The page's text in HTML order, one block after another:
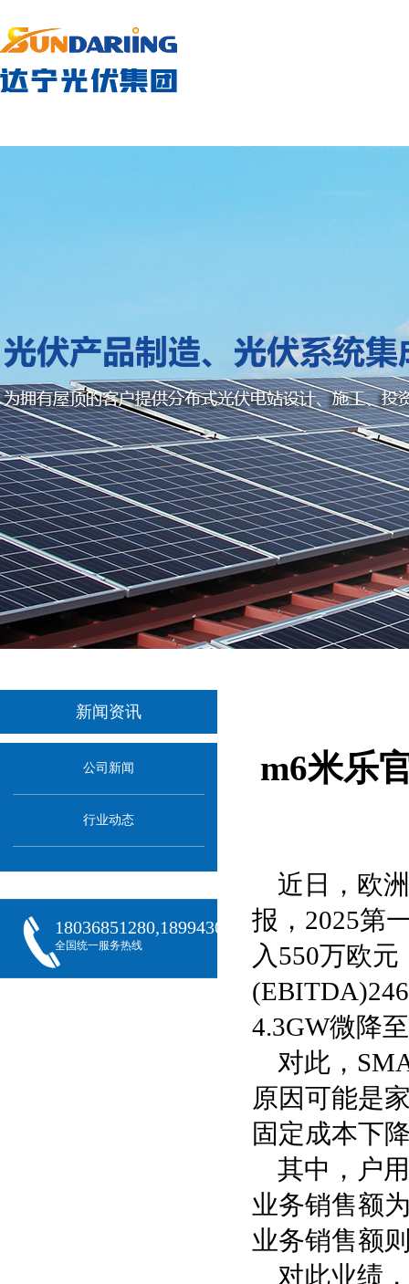
新闻资讯
公司新闻
行业动态
18036851280,18994301288,18068407382
全国统一服务热线
m6米乐
近日，欧
报，2025第
入550万欧
4.3GW微降
对此，
原因可能是
固定成本下
其中，户
业务销售额
业务销售额
对此业绩